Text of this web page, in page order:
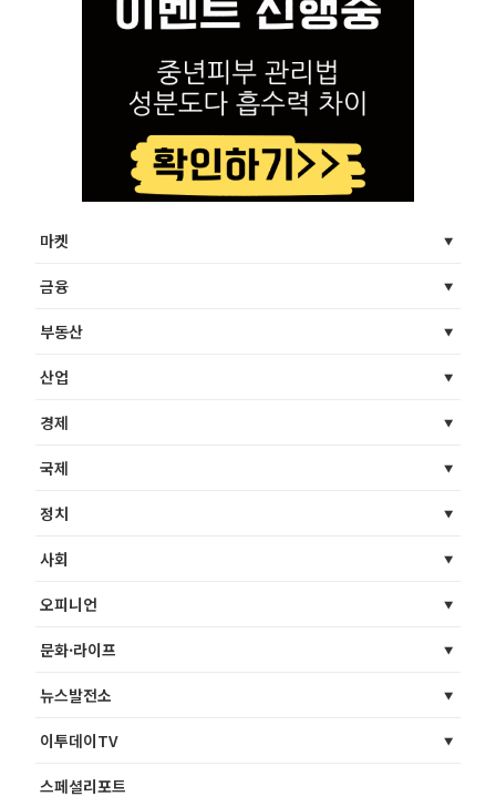
마켓
금융
부동산
산업
경제
국제
정치
사회
오피니언
문화·라이프
뉴스발전소
이투데이TV
스페셜리포트